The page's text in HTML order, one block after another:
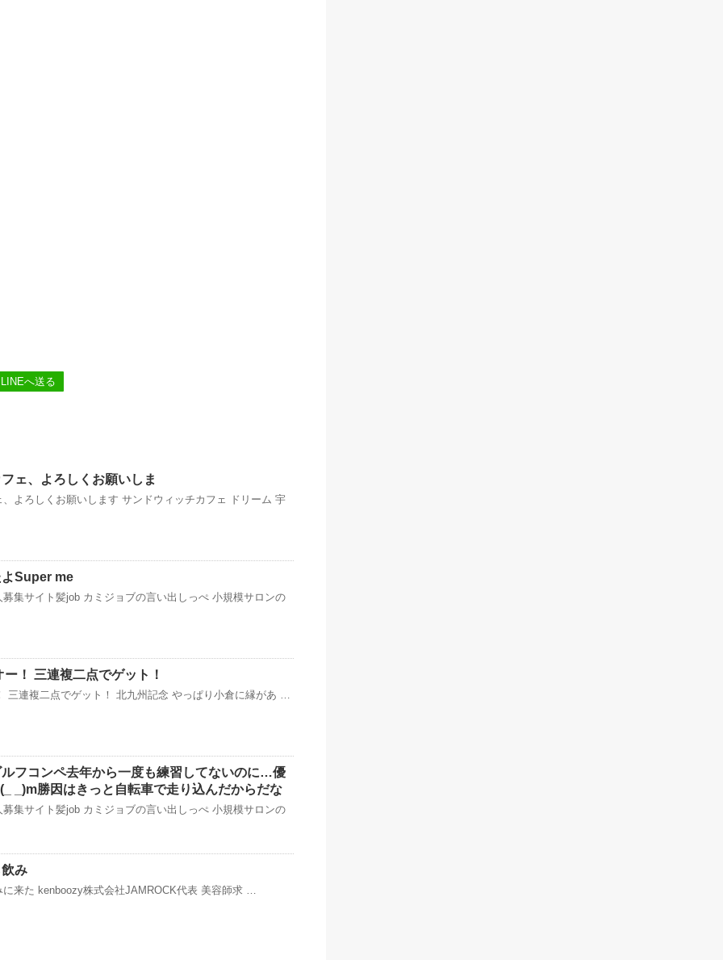
LINEへ送る
ェ、よろしくお願いしま
よろしくお願いします サンドウィッチカフェ ドリーム 宇
️Super me
集サイト髪job カミジョブの言い出しっぺ 小規模サロンの
！ 三連複二点でゲット！
三連複二点でゲット！ 北九州記念 やっぱり小倉に縁があ …
フコンペ️去年から一度も練習してないのに…優
_)m勝因はきっと自転車で走り込んだからだな
集サイト髪job カミジョブの言い出しっぺ 小規模サロンの
み
に来た kenboozy株式会社JAMROCK代表 美容師求 …